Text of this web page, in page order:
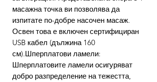
масажна точка ви позволява да
изпитате по-добре насочен масаж.
Освен това е включен сертифициран
USB кабел (дължина 160
см).Шперплатови ламели:
Шперплатовите ламели осигуряват
добро разпределение на тежестта,